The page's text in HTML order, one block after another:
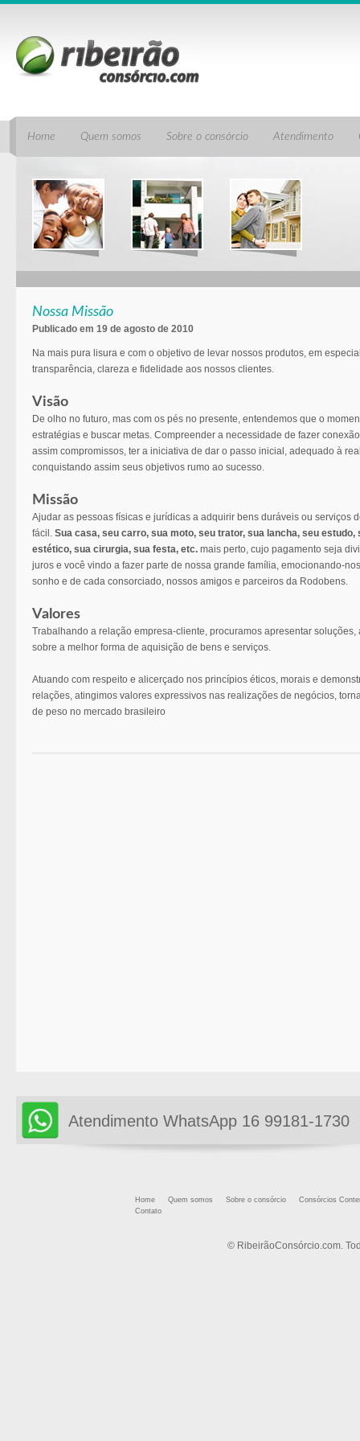
Home Quem somos Sobre o consórcio Atendimento
Nossa Missão
Publicado em 19 de agosto de 2010
Na mais pura lisura e com o objetivo de levar nossos produtos, em
transparência, clareza e fidelidade aos nossos clientes.
Visão
De olho no futuro, mas com os pés no presente, entendemos que o
estratégias e buscar metas. Compreender a necessidade de fazer
assim compromissos, ter a iniciativa de dar o passo inicial, adequado à
conquistando assim seus objetivos rumo ao sucesso.
Missão
Ajudar as pessoas físicas e jurídicas a adquirir bens duráveis ou serviços
fácil. Sua casa, seu carro, sua moto, seu trator, sua lancha, seu
estético, sua cirurgia, sua festa, etc. mais perto, cujo pagamento seja
juros e você vindo a fazer parte de nossa grande família, emocionando-
sonho e de cada consorciado, nossos amigos e parceiros da Rodobens.
Valores
Trabalhando a relação empresa-cliente, procuramos apresentar
sobre a melhor forma de aquisição de bens e serviços.
Atuando com respeito e alicerçado nos princípios éticos, morais e
relações, atingimos valores expressivos nas realizações de negócios,
de peso no mercado brasileiro
Atendimento WhatsApp 16 99181-1730
Home Quem somos Sobre o consórcio
Consórcios
Contato
© RibeirãoConsórcio.com.